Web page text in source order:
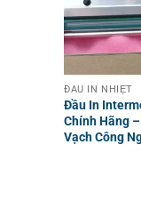
ĐẦU IN NHIỆT
Đầu In
Chính Hãng
Vạch Công